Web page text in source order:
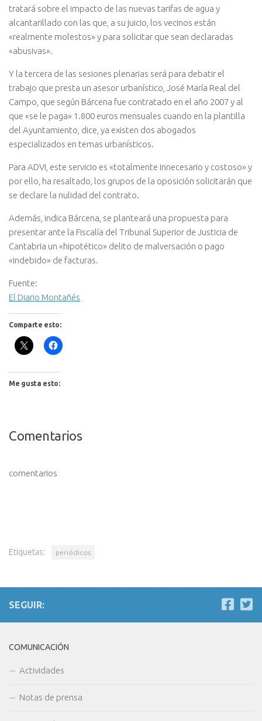
tratará sobre el impacto de las nuevas tarifas de agua y
alcantarillado con las que, a su juicio, los vecinos están
«realmente molestos» y para solicitar que sean declaradas
«abusivas».
Y la tercera de las sesiones plenarias será para debatir el
trabajo que presta un asesor urbanístico, José María Real del
Campo, que según Bárcena fue contratado en el año 2007 y al
que «se le paga» 1.800 euros mensuales cuando en la plantilla
del Ayuntamiento, dice, ya existen dos abogados
especializados en temas urbanísticos.
Para ADVI, este servicio es «totalmente innecesario y costoso» y
por ello, ha resaltado, los grupos de la oposición solicitarán que
se declare la nulidad del contrato.
Además, indica Bárcena, se planteará una propuesta para
presentar ante la Fiscalía del Tribunal Superior de Justicia de
Cantabria un «hipotético» delito de malversación o pago
«indebido» de facturas.
Fuente:
El Diario Montañés
Comparte esto:
Me gusta esto:
Comentarios
comentarios
Etiquetas: periódicos
SEGUIR:
COMUNICACIÓN
Actividades
Notas de prensa